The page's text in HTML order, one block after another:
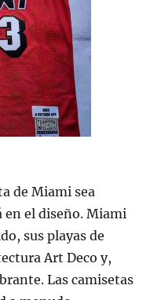
de Miami sea
en el diseño. Miami
sus playas de
Art Deco y,
Las camisetas